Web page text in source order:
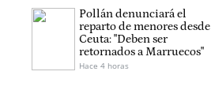
Pollán denunciará el
reparto de menores desde
Ceuta: "Deben ser
retornados a Marruecos"
Hace 4 horas